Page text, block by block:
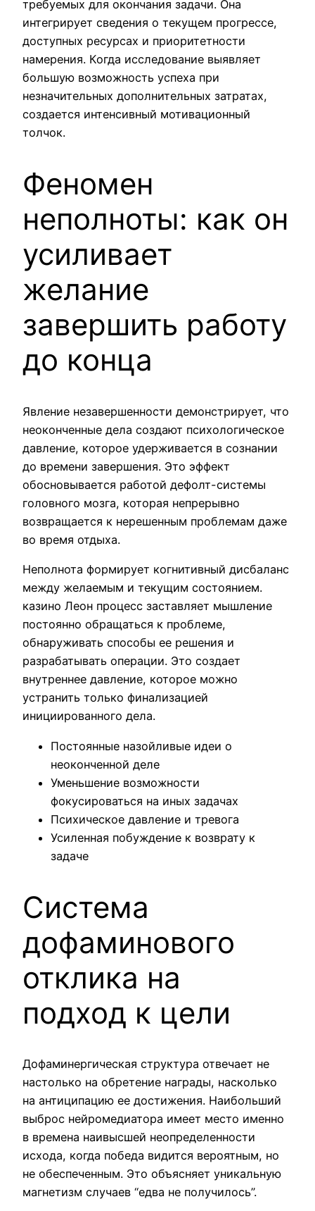
требуемых для окончания задачи. Она
интегрирует сведения о текущем прогрессе,
доступных ресурсах и приоритетности
намерения. Когда исследование выявляет
большую возможность успеха при
незначительных дополнительных затратах,
создается интенсивный мотивационный
толчок.
Феномен
неполноты: как он
усиливает
желание
завершить работу
до конца
Явление незавершенности демонстрирует, что
неоконченные дела создают психологическое
давление, которое удерживается в сознании
до времени завершения. Это эффект
обосновывается работой дефолт-системы
головного мозга, которая непрерывно
возвращается к нерешенным проблемам даже
во время отдыха.
Неполнота формирует когнитивный дисбаланс
между желаемым и текущим состоянием.
казино Леон процесс заставляет мышление
постоянно обращаться к проблеме,
обнаруживать способы ее решения и
разрабатывать операции. Это создает
внутреннее давление, которое можно
устранить только финализацией
инициированного дела.
Постоянные назойливые идеи о
неоконченной деле
Уменьшение возможности
фокусироваться на иных задачах
Психическое давление и тревога
Усиленная побуждение к возврату к
задаче
Система
дофаминового
отклика на
подход к цели
Дофаминергическая структура отвечает не
настолько на обретение награды, насколько
на антиципацию ее достижения. Наибольший
выброс нейромедиатора имеет место именно
в времена наивысшей неопределенности
исхода, когда победа видится вероятным, но
не обеспеченным. Это объясняет уникальную
магнетизм случаев “едва не получилось”.